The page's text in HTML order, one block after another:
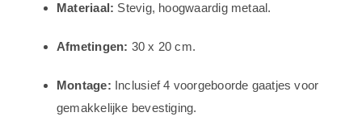
Materiaal: Stevig, hoogwaardig metaal.
Afmetingen: 30 x 20 cm.
Montage: Inclusief 4 voorgeboorde gaatjes voor
gemakkelijke bevestiging.